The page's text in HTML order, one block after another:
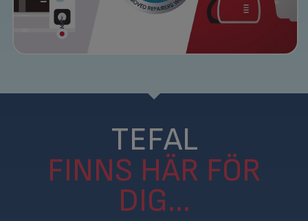
TEFAL
FINNS HÄR FÖR
DIG…